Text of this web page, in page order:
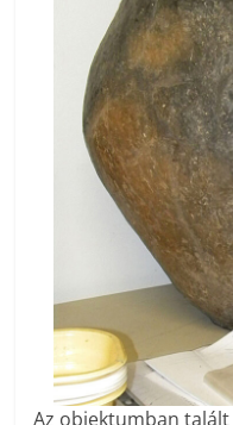
Az objektumban